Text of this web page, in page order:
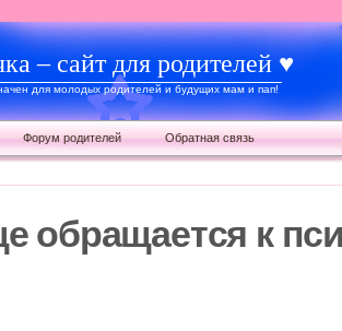
– сайт для родителей ♥
для молодых родителей и будущих мам и пап!
Форум родителей Обратная связь
обращается к